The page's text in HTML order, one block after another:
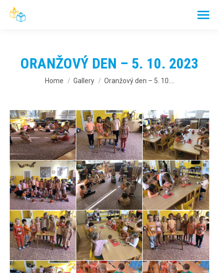
ORANŽOVÝ DEN – 5. 10. 2023
You are here:
Home Gallery Oranžový den – 5. 10.…